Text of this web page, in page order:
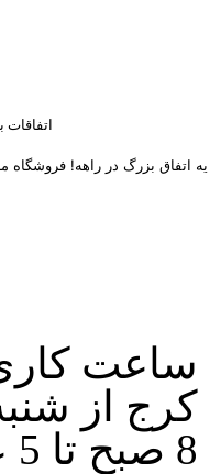
یه اتفاق بزرگ در راهه!
ساعت
کرج از
8 صبح تا 5 عصر میباشد.